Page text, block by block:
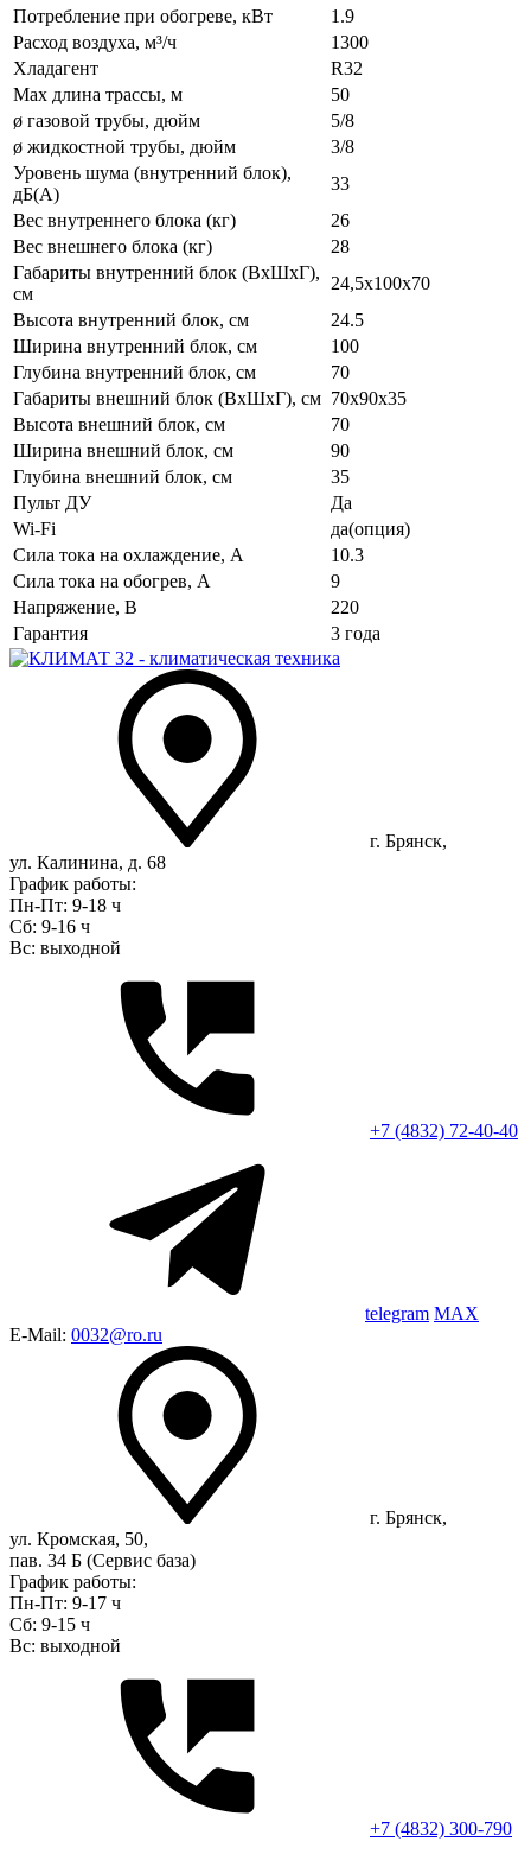
Потребление при обогреве, кВт
1.9
Расход воздуха, м³/ч
1300
Хладагент
R32
Max длина трассы, м
50
ø газовой трубы, дюйм
5/8
ø жидкостной трубы, дюйм
3/8
Уровень шума (внутренний блок),
дБ(А)
33
Вес внутреннего блока (кг)
26
Вес внешнего блока (кг)
28
Габариты внутренний блок (ВхШхГ),
см
24,5х100х70
Высота внутренний блок, см
24.5
Ширина внутренний блок, см
100
Глубина внутренний блок, см
70
Габариты внешний блок (ВхШхГ), см 70х90х35
Высота внешний блок, см
70
Ширина внешний блок, см
90
Глубина внешний блок, см
35
Пульт ДУ
Да
Wi-Fi
да(опция)
Сила тока на охлаждение, А
10.3
Сила тока на обогрев, А
9
Напряжение, В
220
Гарантия
3 года
г. Брянск,
ул. Калинина, д. 68
График работы:
Пн-Пт: 9-18 ч
Сб: 9-16 ч
Вс: выходной
+7 (4832) 72-40-40
telegram MAX
E-Mail: 0032@ro.ru
г. Брянск,
ул. Кромская, 50,
пав. 34 Б (Сервис база)
График работы:
Пн-Пт: 9-17 ч
Сб: 9-15 ч
Вс: выходной
+7 (4832) 300-790